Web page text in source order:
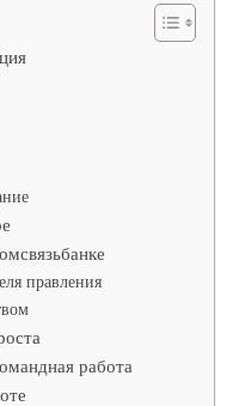
правления
работа